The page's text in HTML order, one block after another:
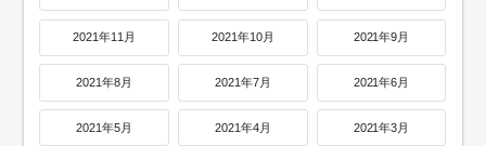
2021年11月 2021年10月 2021年9月
2021年8月 2021年7月 2021年6月
2021年5月 2021年4月 2021年3月